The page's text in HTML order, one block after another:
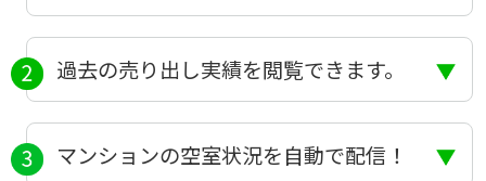
過去の売り出し実績を閲覧できます。
マンションの空室状況を自動で配信！